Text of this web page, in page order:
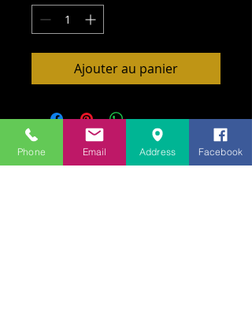
Ajouter au panier
Phone Email Address Facebook